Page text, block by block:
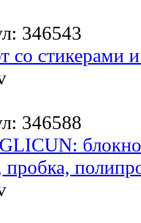
346543
со стикерами
346588
пробка,